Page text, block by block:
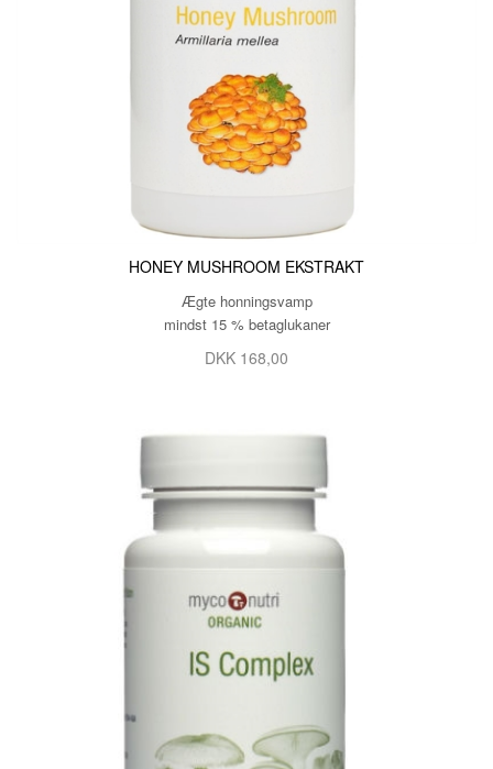
HONEY MUSHROOM EKSTRAKT
Ægte honningsvamp
mindst 15 % betaglukaner
DKK 168,00